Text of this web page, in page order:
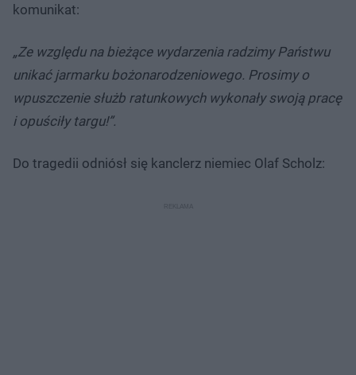
komunikat:
„Ze względu na bieżące wydarzenia radzimy Państwu
unikać jarmarku bożonarodzeniowego. Prosimy o
wpuszczenie służb ratunkowych wykonały swoją pracę
i opuściły targu!”.
Do tragedii odniósł się kanclerz niemiec Olaf Scholz: